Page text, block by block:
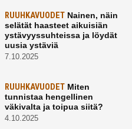
RUUHKAVUODETNainen, näin
selätät haasteet aikuisiän
ystävyyssuhteissa ja löydät
uusia ystäviä
7.10.2025
RUUHKAVUODETMiten
tunnistaa hengellinen
väkivalta ja toipua siitä?
4.10.2025